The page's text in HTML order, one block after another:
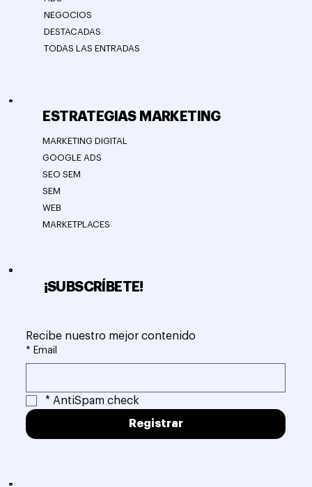
¡SUBSCRÍBETE!
Recibe nuestro mejor contenido
* Email
* AntiSpam check
Registrar
ESTRATEGIAS MARKETING
MARKETING DIGITAL
GOOGLE ADS
SEO SEM
SEM
WEB
MARKETPLACES
NEGOCIOS
DESTACADAS
TODAS LAS ENTRADAS